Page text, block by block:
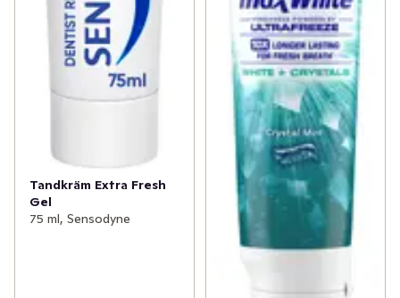
Tandkräm Extra Fresh
Gel
75 ml, Sensodyne